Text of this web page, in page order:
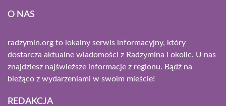
O NAS
radzymin.org to lokalny serwis informacyjny, który
dostarcza aktualne wiadomości z Radzymina i okolic. U nas
znajdziesz najświeższe informacje z regionu. Bądź na
bieżąco z wydarzeniami w swoim mieście!
REDAKCJA